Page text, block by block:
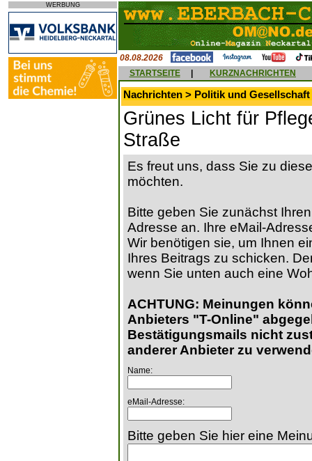
WERBUNG
08.08.2026
STARTSEITE
KURZNACHRICHTEN
Nachrichten > Politik und Gesellschaft
Grünes Licht für
Straße
Es freut uns, dass Sie zu
möchten.
Bitte geben Sie zunächst
Adresse an. Ihre eMail-
Wir benötigen sie, um Ihnen
Ihres Beitrags zu schicken.
wenn Sie unten auch eine
ACHTUNG: Meinungen
Anbieters "T-Online"
Bestätigungsmails nicht
anderer Anbieter zu
Name:
eMail-Adresse:
Bitte geben Sie hier eine